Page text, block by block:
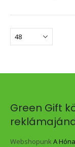
Green Gift
Webshopunk A